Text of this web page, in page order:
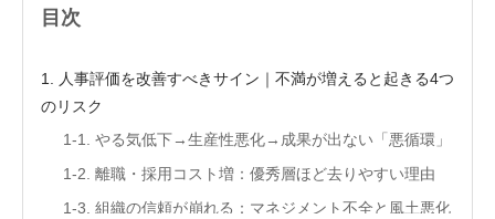
目次
1. 人事評価を改善すべきサイン｜不満が増えると起きる4つ
のリスク
1-1. やる気低下→生産性悪化→成果が出ない「悪循環」
1-2. 離職・採用コスト増：優秀層ほど去りやすい理由
1-3. 組織の信頼が崩れる：マネジメント不全と風土悪化